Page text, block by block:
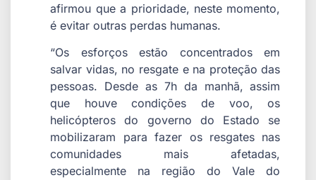
afirmou que a prioridade, neste momento,
é evitar outras perdas humanas.
“Os esforços estão concentrados em
salvar vidas, no resgate e na proteção das
pessoas. Desde as 7h da manhã, assim
que houve condições de voo, os
helicópteros do governo do Estado se
mobilizaram para fazer os resgates nas
comunidades mais afetadas,
especialmente na região do Vale do